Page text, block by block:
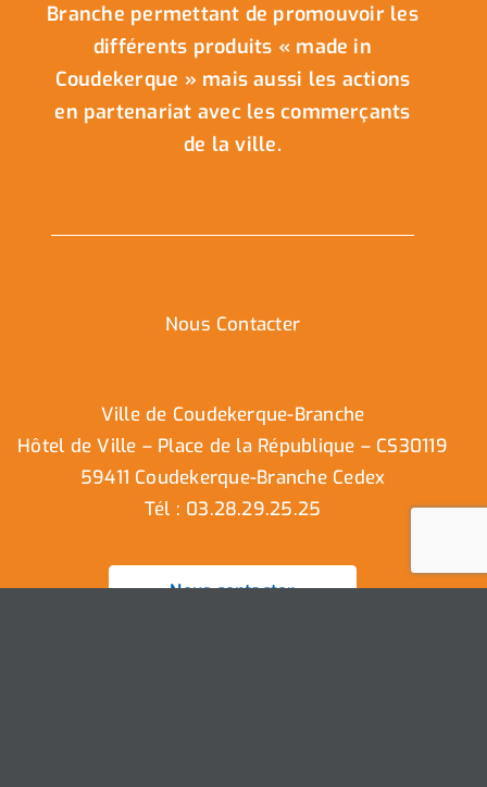
Branche permettant de promouvoir les
différents produits « made in
Coudekerque » mais aussi les actions
en partenariat avec les commerçants
de la ville.
Nous Contacter
Ville de Coudekerque-Branche
Hôtel de Ville – Place de la République – CS30119
59411 Coudekerque-Branche Cedex
Tél : 03.28.29.25.25
Nous contacter